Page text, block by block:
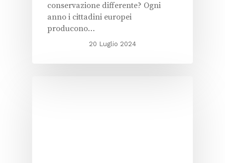
conservazione differente? Ogni
anno i cittadini europei
producono…
20 Luglio 2024